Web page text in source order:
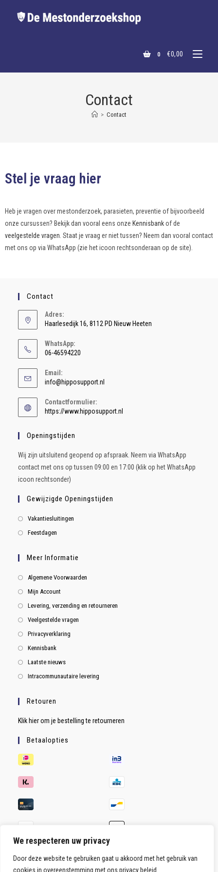
We respecteren uw privacy
Door deze website te gebruiken gaat u akkoord met het gebruik van
cookies in overeenstemming met ons privacy beleid.
0 €0,00
Contact
> Contact
Stel je vraag hier
Heb je vragen over mestonderzoek, parasieten, preventie of bijvoorbeeld
onze cursussen? Bekijk dan vooral eens onze Kennisbankof de
veelgestelde vragen . Staat je vraag er niet tussen? Neem dan vooral contact
met ons op via WhatsApp (zie het icoon rechtsonderaan op de site).
Contact
Adres:
Haarlesedijk 16, 8112 PD Nieuw Heeten
WhatsApp:
06-46594220
Email:
info@hipposupport.nl
Contactformulier:
https://www.hipposupport.nl
Openingstijden
Wij zijn uitsluitend geopend op afspraak. Neem via WhatsApp
contact met ons op tussen 09:00 en 17:00 (klik op het WhatsApp
icoon rechtsonder)
Gewijzigde Openingstijden
Vakantiesluitingen
Feestdagen
Meer Informatie
Algemene Voorwaarden
Mijn Account
Levering, verzending en retourneren
Veelgestelde vragen
Privacyverklaring
Kennisbank
Laatste nieuws
Intracommunautaire levering
Retouren
Klik hier om je bestelling te retourneren
Betaalopties